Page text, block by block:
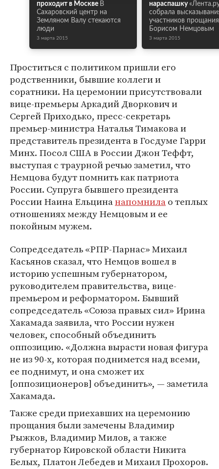
проходит в Москве В
Сахаровский центр на
Земляном Валу стекаются
люди
3 марта 2015
нараспашку
собрала
участников
Борисом Немцовым
3 марта 2015
Проститься с политиком пришли его
родственники, бывшие коллеги и
соратники. На церемонии присутствовали
вице-премьеры Аркадий Дворкович и
Сергей Приходько, пресс-секретарь
премьер-министра Наталья Тимакова и
представитель президента в Госдуме Гарри
Минх. Посол США в России Джон Теффт,
выступая с траурной речью заметил, что
Немцова будут помнить как патриота
России. Супруга бывшего президента
России Наина Ельцинанапомнилао теплых
отношениях между Немцовым и ее
покойным мужем.
Сопредседатель «РПР-Парнас» Михаил
Касьянов сказал, что Немцов вошел в
историю успешным губернатором,
руководителем правительства, вице-
премьером и реформатором. Бывший
сопредседатель «Союза правых сил» Ирина
Хакамада заявила, что России нужен
человек, способный объединить
оппозицию. «Должна вырасти новая фигура
не из 90-х, которая поднимется над всеми,
ее поднимут, и она сможет их
[оппозиционеров] объединить», — заметила
Хакамада.
Также среди приехавших на церемонию
прощания были замечены Владимир
Рыжков, Владимир Милов, а также
губернатор Кировской области Никита
Белых, Платон Лебедев и Михаил Прохоров.